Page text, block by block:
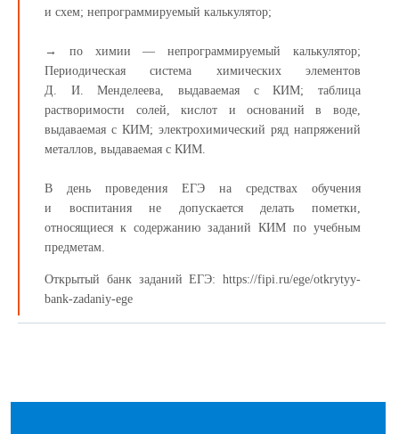
и схем; непрограммируемый калькулятор;
→ по химии — непрограммируемый калькулятор;
Периодическая система химических элементов
Д. И. Менделеева, выдаваемая с КИМ; таблица
растворимости солей, кислот и оснований в воде,
выдаваемая с КИМ; электрохимический ряд напряжений
металлов, выдаваемая с КИМ.
В день проведения ЕГЭ на средствах обучения
и воспитания не допускается делать пометки,
относящиеся к содержанию заданий КИМ по учебным
предметам.
Открытый банк заданий ЕГЭ: https://fipi.ru/ege/otkrytyy-
bank-zadaniy-ege